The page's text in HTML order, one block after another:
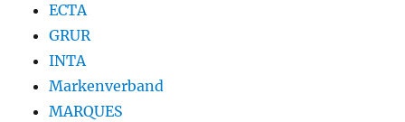
ECTA
GRUR
INTA
Markenverband
MARQUES